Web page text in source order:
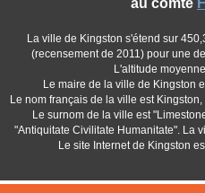
au comté
La ville de Kingston s'étend sur
(recensement de 2011) pour une
L'altitude
Le maire de la ville de Kingston
Le nom français de la ville est
Le surnom de la ville est
"Antiquitate Civilitate Humanitate". La
Le site Internet de Kingston